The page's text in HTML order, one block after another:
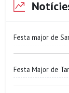
Festa major de
Festa Major de